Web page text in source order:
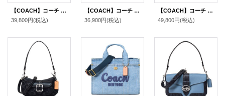
【COACH】コーチ バッグ カーフレザー アンドレア スモール ロゴ フラップ クロスボディ 3WAY クラッチ ショルダー ハンドバッグ チャーク（日本未発売）
39,800円(税込)
【COACH】コーチ バッグ ぺブルレザー ストロー ミニ スミス ロゴ 2WAY クロスボディ ショルダー ハンドバッグ レッドウッドマルチ（日本未発売）
36,900円(税込)
【COACH】コーチ バッグ パテントレザー アシュトン バゲット 2way クロスボディ 斜め掛け ショルダー ハンドバッグ ピンク（日本未発売）
49,800円(税込)